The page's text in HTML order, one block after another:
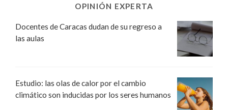
OPINIÓN EXPERTA
Docentes de Caracas dudan de su regreso a
las aulas
Estudio: las olas de calor por el cambio
climático son inducidas por los seres humanos